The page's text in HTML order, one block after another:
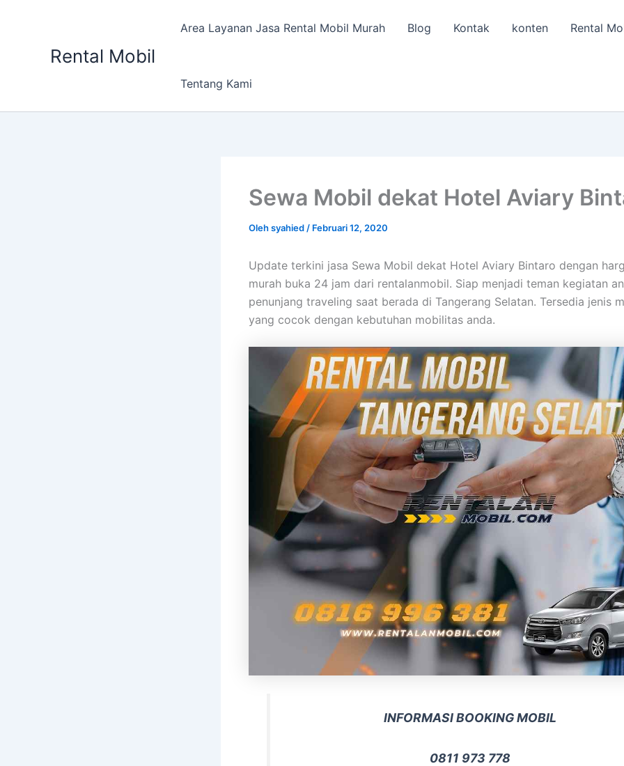
Rental Mobil
Area Layanan Jasa Rental Mobil Murah Blog Kontak konten Rental
Tentang Kami
Sewa Mobil dekat Hotel Aviary
Olehsyahied / Februari 12, 2020
Update terkini jasa Sewa Mobil dekat Hotel Aviary Bintaro dengan
murah buka 24 jam dari rentalanmobil. Siap menjadi teman kegiatan
penunjang traveling saat berada di Tangerang Selatan. Tersedia jenis
yang cocok dengan kebutuhan mobilitas anda.
INFORMASI BOOKING MOBIL
0811 973 778